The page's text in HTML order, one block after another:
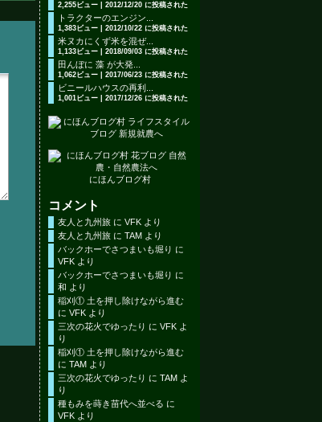
2,255ビュー 2012/12/20 に投稿された
トラクターのエンジン...
1,383ビュー 2012/10/22 に投稿された
米ヌカにくず米を混ぜ...
1,133ビュー 2018/09/03 に投稿された
田んぼに 藻 が大発...
1,062ビュー 2017/06/23 に投稿された
ビニールハウスの再利...
1,001ビュー 2017/12/26 に投稿された
にほんブログ村
コメント
友人と九州旅 に VFK より
友人と九州旅 に TAM より
バックホーでさつまいも堀り に
VFK より
バックホーでさつまいも堀り に
和 より
稲刈① 土を押し除けながら進む
に VFK より
三次の花火でゆったり に VFK よ
り
稲刈① 土を押し除けながら進む
に TAM より
三次の花火でゆったり に TAM よ
り
種もみを蒔き苗代へ並べる に
VFK より